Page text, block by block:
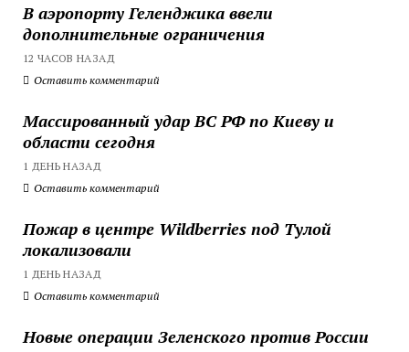
В аэропорту Геленджика ввели
дополнительные ограничения
12 ЧАСОВ НАЗАД
Оставить комментарий
Массированный удар ВС РФ по Киеву и
области сегодня
1 ДЕНЬ НАЗАД
Оставить комментарий
Пожар в центре Wildberries под Тулой
локализовали
1 ДЕНЬ НАЗАД
Оставить комментарий
Новые операции Зеленского против России